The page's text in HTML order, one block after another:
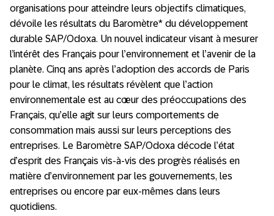
organisations pour atteindre leurs objectifs climatiques,
dévoile les résultats du Baromètre* du développement
durable SAP/Odoxa. Un nouvel indicateur visant à mesurer
l’intérêt des Français pour l’environnement et l’avenir de la
planète. Cinq ans après l’adoption des accords de Paris
pour le climat, les résultats révèlent que l’action
environnementale est au cœur des préoccupations des
Français, qu’elle agit sur leurs comportements de
consommation mais aussi sur leurs perceptions des
entreprises. Le Baromètre SAP/Odoxa décode l’état
d’esprit des Français vis-à-vis des progrès réalisés en
matière d’environnement par les gouvernements, les
entreprises ou encore par eux-mêmes dans leurs
quotidiens.